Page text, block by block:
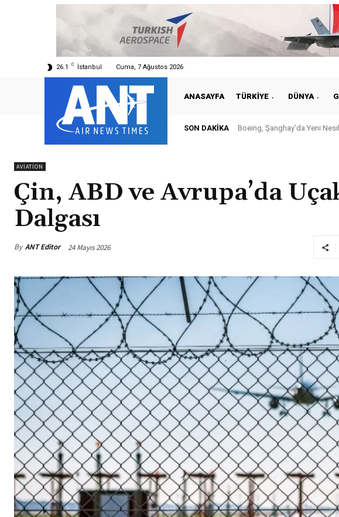
26.1 C İstanbul Cuma, 7 Ağustos 2026
ANASAYFA TÜRKIYE DÜNYA
SON DAKIKA Boeing, Şanghay’da Yeni
AVIATION
Çin, ABD ve Avrupa’da
Dalgası
By ANT Editor 24 Mayıs 2026